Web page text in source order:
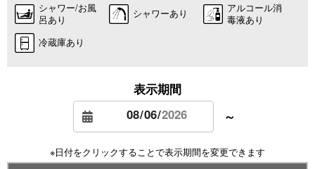
シャワー/お風
呂あり
シャワーあり
アルコール消
毒液あり
冷蔵庫あり
表示期間
～
※日付をクリックすることで表示期間を変更できます